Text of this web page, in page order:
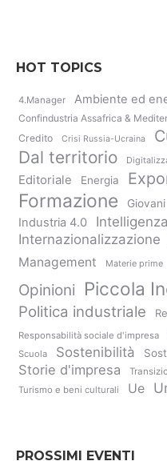
HOT TOPICS
4.Manager Ambiente ed
Confindustria Assafrica &
Credito Crisi Russia-Ucraina
Dal territorio
Editoriale Energia
Formazione Giovani
Industria 4.0
Internazionalizzazione
Management Materie prime
Opinioni Piccola
Politica industriale
Responsabilità sociale d'impresa
Scuola Sostenibilità
Storie d'impresa
Turismo e beni culturali
Ue
PROSSIMI EVENTI